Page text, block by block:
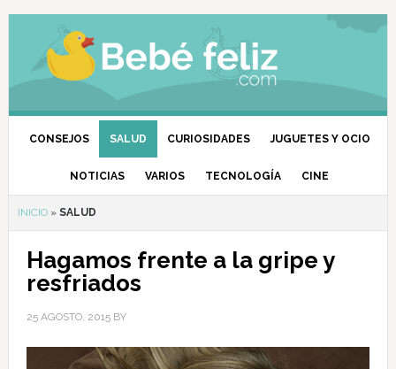
CONSEJOS SALUD CURIOSIDADES JUGUETES Y OCIO
NOTICIAS VARIOS TECNOLOGÍA CINE
INICIO» SALUD
Hagamos frente a la gripe y
resfriados
25 AGOSTO, 2015BY